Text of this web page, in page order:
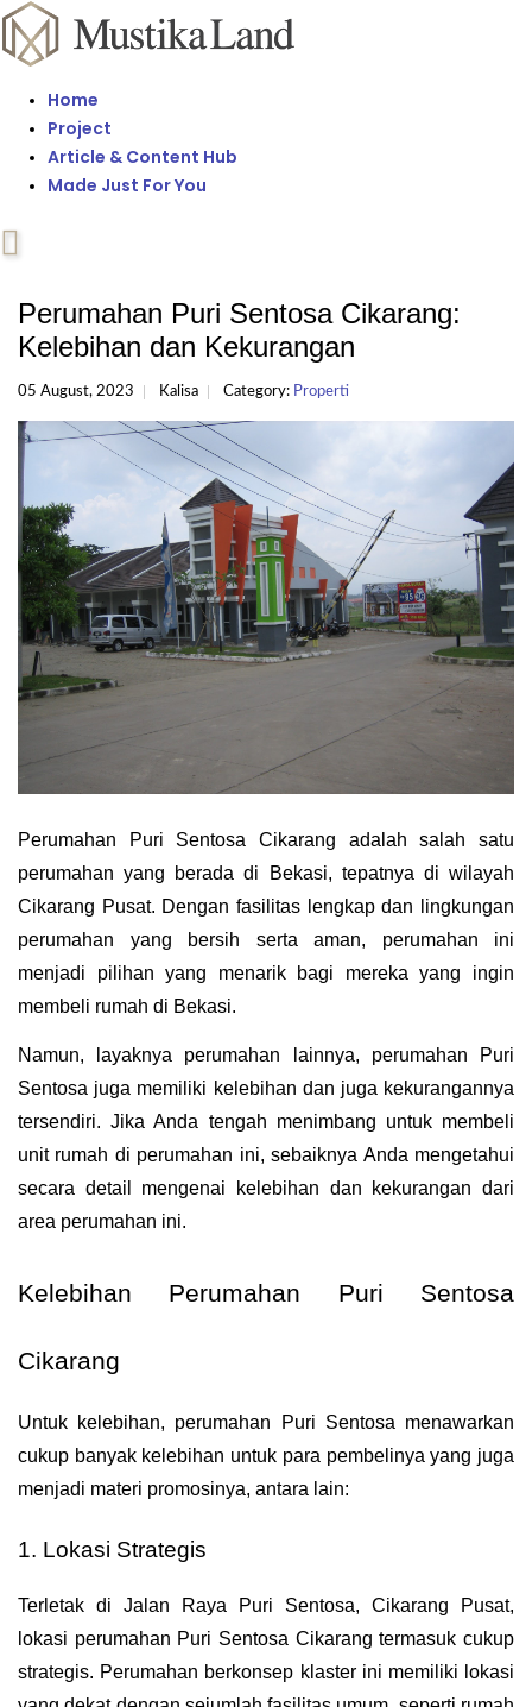
Home
Project
Article & Content Hub
Made Just For You
Perumahan Puri Sentosa Cikarang:
Kelebihan dan Kekurangan
05 August, 2023 Kalisa Category: Properti
Perumahan Puri Sentosa Cikarang adalah salah satu
perumahan yang berada di Bekasi, tepatnya di wilayah
Cikarang Pusat. Dengan fasilitas lengkap dan lingkungan
perumahan yang bersih serta aman, perumahan ini
menjadi pilihan yang menarik bagi mereka yang ingin
membeli rumah di Bekasi.
Namun, layaknya perumahan lainnya, perumahan Puri
Sentosa juga memiliki kelebihan dan juga kekurangannya
tersendiri. Jika Anda tengah menimbang untuk membeli
unit rumah di perumahan ini, sebaiknya Anda mengetahui
secara detail mengenai kelebihan dan kekurangan dari
area perumahan ini.
Kelebihan Perumahan Puri Sentosa
Cikarang
Untuk kelebihan, perumahan Puri Sentosa menawarkan
cukup banyak kelebihan untuk para pembelinya yang juga
menjadi materi promosinya, antara lain:
1. Lokasi Strategis
Terletak di Jalan Raya Puri Sentosa, Cikarang Pusat,
lokasi perumahan Puri Sentosa Cikarang termasuk cukup
strategis. Perumahan berkonsep klaster ini memiliki lokasi